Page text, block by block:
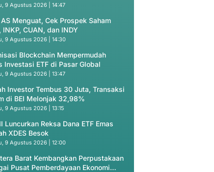
9 Agustus 2026 | 14:47
Menguat, Cek Prospek Saham
INKP, CUAN, dan INDY
9 Agustus 2026 | 14:30
Blockchain Mempermudah
Investasi ETF di Pasar Global
9 Agustus 2026 | 13:47
Investor Tembus 30 Juta, Transaksi
di BEI Melonjak 32,98%
9 Agustus 2026 | 13:15
Luncurkan Reksa Dana ETF Emas
XDES Besok
9 Agustus 2026 | 12:00
Barat Kembangkan Perpustakaan
Pusat Pemberdayaan Ekonomi